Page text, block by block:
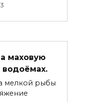
маховую
водоёмах.
мелкой рыбы